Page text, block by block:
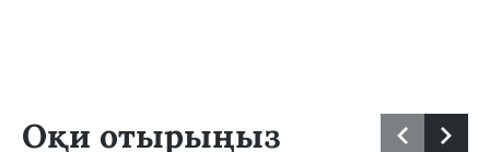
Оқи отырыңыз